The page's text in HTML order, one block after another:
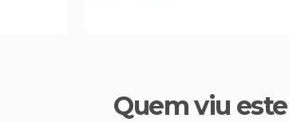
Quem viu